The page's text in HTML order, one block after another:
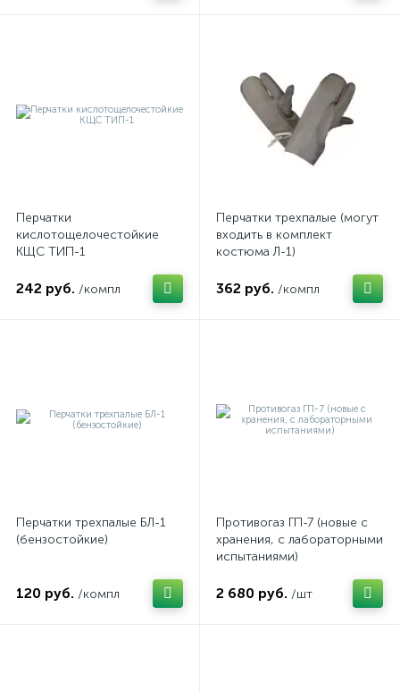
Перчатки
кислотощелочестойкие
КЩС ТИП-1
242 руб. /компл
Перчатки трехпалые (могут
входить в комплект
костюма Л-1)
362 руб. /компл
Перчатки трехпалые БЛ-1
(бензостойкие)
120 руб. /компл
Противогаз ГП-7 (новые с
хранения, с лабораторными
испытаниями)
2 680 руб. /шт